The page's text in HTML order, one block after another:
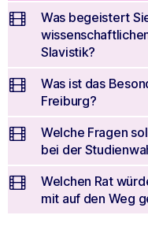
Was begeistert
Slavistik?
Was ist das
Freiburg?
Welche Fragen
bei der
Welchen Rat
mit auf den Weg